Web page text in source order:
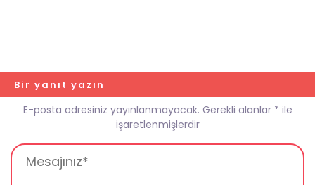
Bir yanıt yazın
E-posta adresiniz yayınlanmayacak. Gerekli alanlar * ile
işaretlenmişlerdir